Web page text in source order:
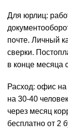
Для юрлиц:
почте. Личный
сверки.
в конце месяца
Расход: офис
на 30-40
через месяц
бесплатно от 2